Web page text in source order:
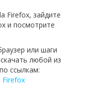
Firefox, зайдите
и посмотрите
или шаги
любой из
ссылкам:
Firefox